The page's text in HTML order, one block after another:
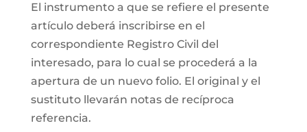
El instrumento a que se refiere el presente
artículo deberá inscribirse en el
correspondiente Registro Civil del
interesado, para lo cual se procederá a la
apertura de un nuevo folio. El original y el
sustituto llevarán notas de recíproca
referencia.